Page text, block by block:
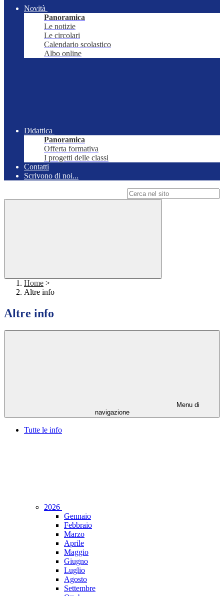
Novità
Panoramica
Le notizie
Le circolari
Calendario scolastico
Albo online
Didattica
Panoramica
Offerta formativa
I progetti delle classi
Contatti
Scrivono di noi...
Home >
Altre info
Altre info
Menu di
navigazione
Tutte le info
2026
Gennaio
Febbraio
Marzo
Aprile
Maggio
Giugno
Luglio
Agosto
Settembre